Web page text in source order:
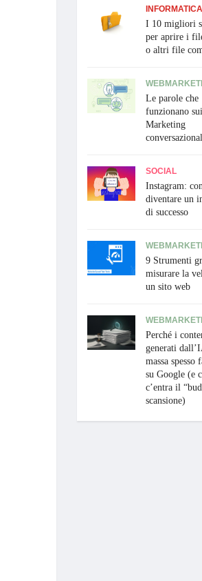
INFORMATICA
I 10 migliori
per aprire i
o altri file
Le parole che
funzionano
Marketing
SOCIAL
Instagram:
diventare un
di successo
9 Strumenti
misurare la
un sito web
Perché i
generati
massa spesso
su Google (e
c’entra il
scansione)